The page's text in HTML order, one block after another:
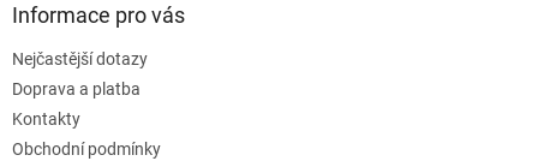
Informace pro vás
Nejčastější dotazy
Doprava a platba
Kontakty
Obchodní podmínky